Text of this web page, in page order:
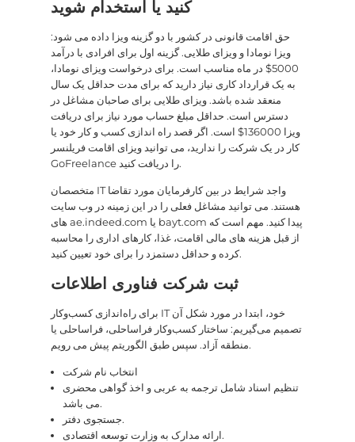
کنید یا استخدام شوید
حق اقامت قانونی در کشور با دو گزینه ویزا داده می شود:
ویزا نومادا و ویزای طلایی. گزینه اول برای افرادی با درآمد
5000$ در ماه مناسب است. برای درخواست ویزای نومادا،
به یک قرارداد کاری نیاز دارید که برای مدت حداقل یک سال
منعقد شده باشد. ویزای طلایی برای صاحبان مشاغل در
دسترس است. حداقل مبلغ حساب مورد نیاز برای دریافت
ویزا 136000$ است. اگر قصد راه اندازی کسب و کار خود یا
کار در یک شرکت را ندارید، می توانید ویزای اقامت فریلنسر
GoFreelance را دریافت کنید.
متخصصان IT واجد شرایط در بین کارفرمایان مورد تقاضا
هستند. می توانید مشاغل فعلی را در این زمینه در وب سایت
های ae.indeed.com یا bayt.com پیدا کنید. مهم است که
از قبل هزینه های مالی اقامت، غذا، کارهای اداری را محاسبه
کرده و حداقل دستمزد را برای خود تعیین کنید.
ثبت شرکت فناوری اطلاعات
برای راه‌اندازی کسب‌وکار IT خود، ابتدا در مورد شکل آن
تصمیم می‌گیریم: ساختار کسب‌وکار فراساحلی، فراساحلی یا
منطقه آزاد. سپس طبق الگوریتم پیش می رویم.
انتخاب نام شرکت
تنظیم اسناد شامل ترجمه به عربی و اخذ گواهی محضری
می باشد.
جستجوی دفتر.
ارائه مدارک به وزارت توسعه اقتصادی.